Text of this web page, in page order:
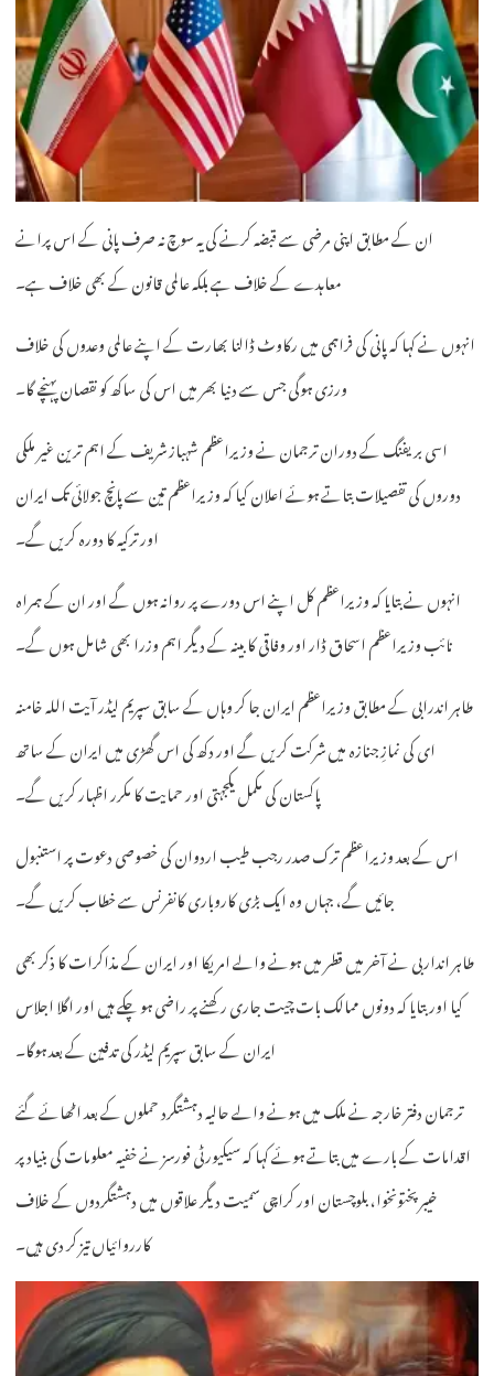
ان کے مطابق اپنی مرضی سے قبضہ کرنے کی یہ سوچ نہ صرف پانی کے اس پرانے
معاہدے کے خلاف ہے بلکہ عالمی قانون کے بھی خلاف ہے۔
انہوں نے کہا کہ پانی کی فراہمی میں رکاوٹ ڈالنا بھارت کے اپنے عالمی وعدوں کی خلاف
ورزی ہوگی جس سے دنیا بھر میں اس کی ساکھ کو نقصان پہنچے گا۔
اسی بریفنگ کے دوران ترجمان نے وزیراعظم شہباز شریف کے اہم ترین غیر ملکی
دوروں کی تفصیلات بتاتے ہوئے اعلان کیا کہ وزیراعظم تین سے پانچ جولائی تک ایران
اور ترکیہ کا دورہ کریں گے۔
انہوں نے بتایا کہ وزیراعظم کل اپنے اس دورے پر روانہ ہوں گے اور ان کے ہمراہ
نائب وزیراعظم اسحاق ڈار اور وفاقی کابینہ کے دیگر اہم وزرا بھی شامل ہوں گے۔
طاہر اندرابی کے مطابق وزیراعظم ایران جا کر وہاں کے سابق سپریم لیڈر آیت اللہ خامنہ
ای کی نمازِ جنازہ میں شرکت کریں گے اور دکھ کی اس گھڑی میں ایران کے ساتھ
پاکستان کی مکمل یکجہتی اور حمایت کا مکرر اظہار کریں گے۔
اس کے بعد وزیراعظم ترک صدر رجب طیب اردوان کی خصوصی دعوت پر استنبول
جائیں گے، جہاں وہ ایک بڑی کاروباری کانفرنس سے خطاب کریں گے۔
طاہر انداربی نے آخر میں قطر میں ہونے والے امریکا اور ایران کے مذاکرات کا ذکر بھی
کیا اور بتایا کہ دونوں ممالک بات چیت جاری رکھنے پر راضی ہو چکے ہیں اور اگلا اجلاس
ایران کے سابق سپریم لیڈر کی تدفین کے بعد ہوگا۔
ترجمان دفتر خارجہ نے ملک میں ہونے والے حالیہ دہشتگرد حملوں کے بعد اٹھائے گئے
اقدامات کے بارے میں بتاتے ہوئے کہا کہ سیکیورٹی فورسز نے خفیہ معلومات کی بنیاد پر
خیبرپختونخوا، بلوچستان اور کراچی سمیت دیگر علاقوں میں دہشتگردوں کے خلاف
کارروائیاں تیز کر دی ہیں۔